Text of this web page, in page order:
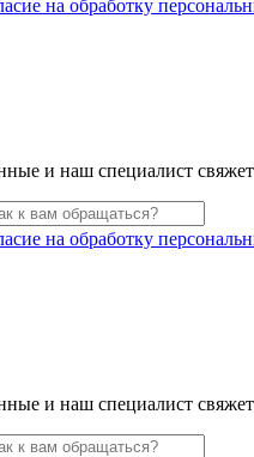
на обработку
и наш специалист
на обработку
и наш специалист